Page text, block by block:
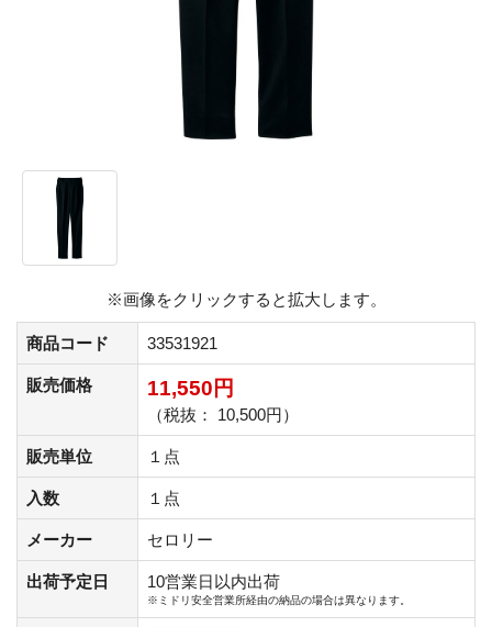
※画像をクリックすると拡大します。
商品コード 33531921
販売価格 11,550円
（税抜： 10,500円）
販売単位 １点
入数 １点
メーカー セロリー
出荷予定日 10営業日以内出荷
※ミドリ安全営業所経由の納品の場合は異なります。